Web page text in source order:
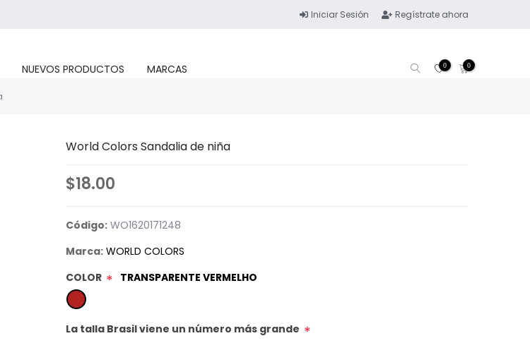
Iniciar Sesión Regístrate ahora
NUEVOS PRODUCTOS MARCAS 0 0
World Colors Sandalia de niña
$18.00
Código: WO1620171248
Marca: WORLD COLORS
COLOR * TRANSPARENTE VERMELHO
La talla Brasil viene un número más grande *